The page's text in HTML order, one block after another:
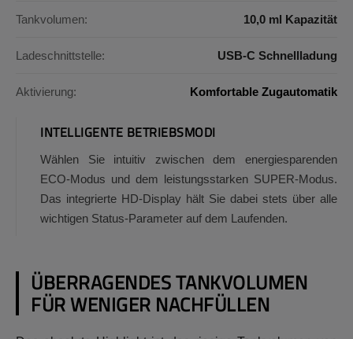
Tankvolumen: 10,0 ml Kapazität
Ladeschnittstelle: USB-C Schnellladung
Aktivierung: Komfortable Zugautomatik
INTELLIGENTE BETRIEBSMODI
Wählen Sie intuitiv zwischen dem energiesparenden
ECO-Modus und dem leistungsstarken SUPER-Modus.
Das integrierte HD-Display hält Sie dabei stets über alle
wichtigen Status-Parameter auf dem Laufenden.
ÜBERRAGENDES TANKVOLUMEN
FÜR WENIGER NACHFÜLLEN